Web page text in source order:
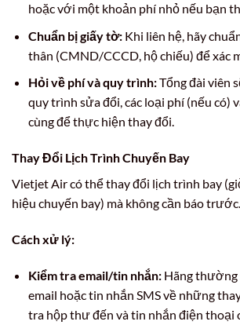
hoặc với một khoản phí nhỏ nếu bạn
Chuẩn bị giấy tờ:Khi liên hệ, hãy
thân (CMND/CCCD, hộ chiếu) để xác
Hỏi về phí và quy trình:Tổng đài viên
quy trình sửa đổi, các loại phí (nếu có)
cùng để thực hiện thay đổi.
Thay Đổi Lịch Trình Chuyến Bay
Vietjet Air có thể thay đổi lịch trình bay
hiệu chuyến bay) mà không cần báo trước.
Cách xử lý:
Kiểm tra email/tin nhắn:Hãng thường
email hoặc tin nhắn SMS về những
tra hộp thư đến và tin nhắn điện thoại